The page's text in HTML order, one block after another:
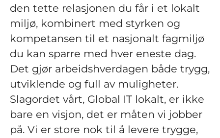
den tette relasjonen du får i et lokalt
miljø, kombinert med styrken og
kompetansen til et nasjonalt fagmiljø
du kan sparre med hver eneste dag.
Det gjør arbeidshverdagen både trygg,
utviklende og full av muligheter.
Slagordet vårt, Global IT lokalt, er ikke
bare en visjon, det er måten vi jobber
på. Vi er store nok til å levere trygge,